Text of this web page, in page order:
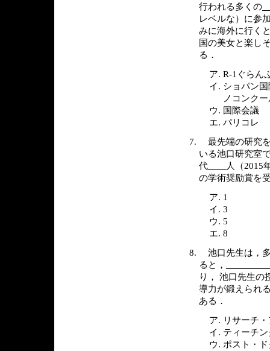
行われる多くの
レベルな）に参
みに海外に行く
国の美女と楽し
る．
R-1ぐらん
ショパン
ノコンク
国際会議
パリコレ
最先端の研究
いる池口研究室
代
人（2015
の学術奨励賞を
1
3
5
8
池口先生は，
ると，
り， 池口先生の
導力が鍛えられ
ある．
リサーチ
ティーチ
ポスト・